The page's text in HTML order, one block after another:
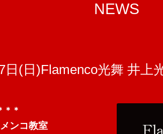
NEWS
日(日)Flamenco光舞 井
＊＊
ンコ教室